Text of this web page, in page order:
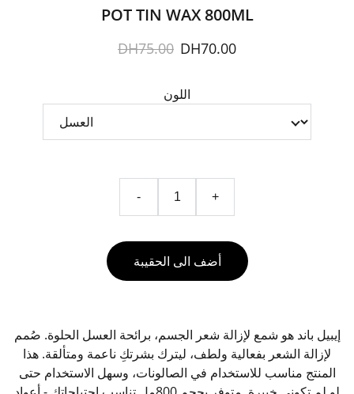
POT TIN WAX 800ML
DH75.00 DH70.00
اللون
- +
أضف الى الحقيبة
إيبيل باند هو شمع لإزالة شعر الجسم، برائحة العسل الحلوة. صُمم
لإزالة الشعر بفعالية ولطف، ليترك بشرتكِ ناعمة ومتألقة. هذا
المنتج مناسب للاستخدام في الصالونات، وسهل الاستخدام حتى